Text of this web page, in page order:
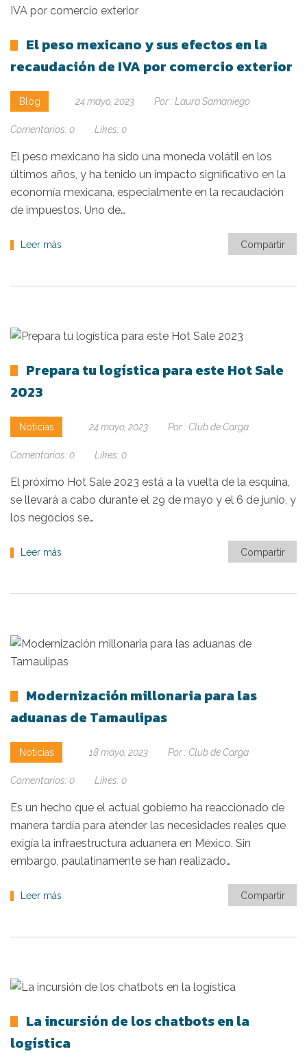
El peso mexicano y sus efectos en la
recaudación de IVA por comercio exterior
Blog 24 mayo, 2023 Por : Laura Samaniego
Comentarios: 0 Likes: 0
El peso mexicano ha sido una moneda volátil en los
últimos años, y ha tenido un impacto significativo en la
economía mexicana, especialmente en la recaudación
de impuestos. Uno de…
Leer más Compartir
Prepara tu logística para este Hot Sale
2023
Noticias 24 mayo, 2023 Por : Club de Carga
Comentarios: 0 Likes: 0
El próximo Hot Sale 2023 está a la vuelta de la esquina,
se llevará a cabo durante el 29 de mayo y el 6 de junio, y
los negocios se…
Leer más Compartir
Modernización millonaria para las
aduanas de Tamaulipas
Noticias 18 mayo, 2023 Por : Club de Carga
Comentarios: 0 Likes: 0
Es un hecho que el actual gobierno ha reaccionado de
manera tardía para atender las necesidades reales que
exigía la infraestructura aduanera en México. Sin
embargo, paulatinamente se han realizado…
Leer más Compartir
La incursión de los chatbots en la
logística